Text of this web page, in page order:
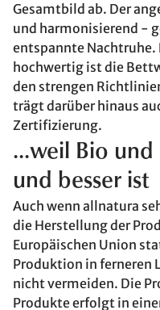
Gesamtbild ab. Der
und harmonisierend -
entspannte Nachtruhe.
hochwertig ist die
den strengen
trägt darüber hinaus
Zertifizierung.
...weil Bio und
und besser ist
Auch wenn allnatura
die Herstellung der
Europäischen Union
Produktion in ferneren
nicht vermeiden. Die
Produkte erfolgt in